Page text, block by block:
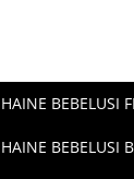
HAINE BEBELUSI
HAINE BEBELUSI